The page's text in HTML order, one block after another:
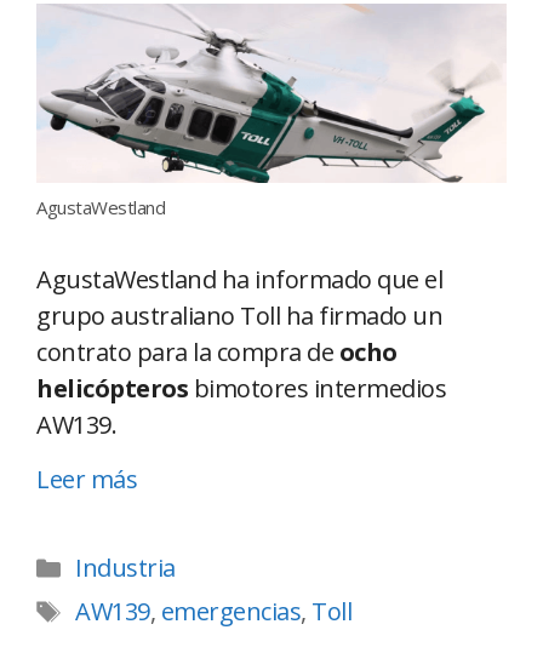
AgustaWestland
AgustaWestland ha informado que el
grupo australiano Toll ha firmado un
contrato para la compra de ocho
helicópteros bimotores intermedios
AW139.
Leer más
Industria
AW139, emergencias, Toll